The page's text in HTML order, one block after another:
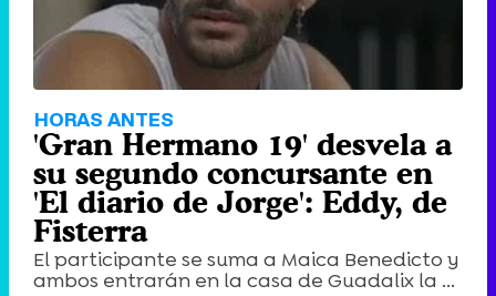
HORAS ANTES
'Gran Hermano 19' desvela a
su segundo concursante en
'El diario de Jorge': Eddy, de
Fisterra
El participante se suma a Maica Benedicto y
ambos entrarán en la casa de Guadalix la ...